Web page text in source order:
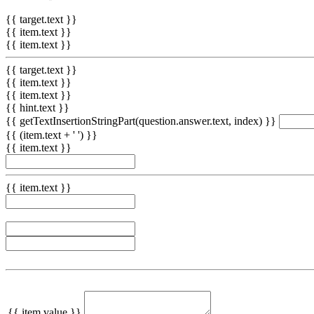
{{ target.text }}
{{ item.text }}
{{ item.text }}
{{ target.text }}
{{ item.text }}
{{ item.text }}
{{ hint.text }}
{{ getTextInsertionStringPart(question.answer.text, index) }}
{{ (item.text + ' ') }}
{{ item.text }}
{{ item.text }}